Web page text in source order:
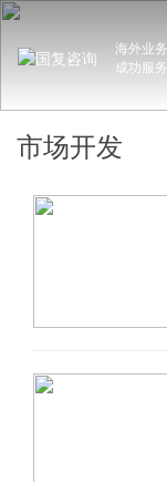
海外业
成功服
市场开发